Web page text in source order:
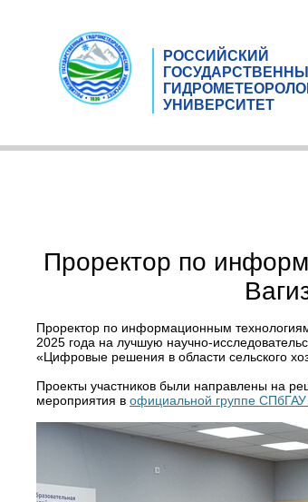
РОССИЙСКИЙ
УНИВЕРСИТЕТ
Проректор по
Проректор по информационным
2025 года на лучшую научно-
«Цифровые решения в области сельского
Проекты участников были направлены на
мероприятия в официальной группе